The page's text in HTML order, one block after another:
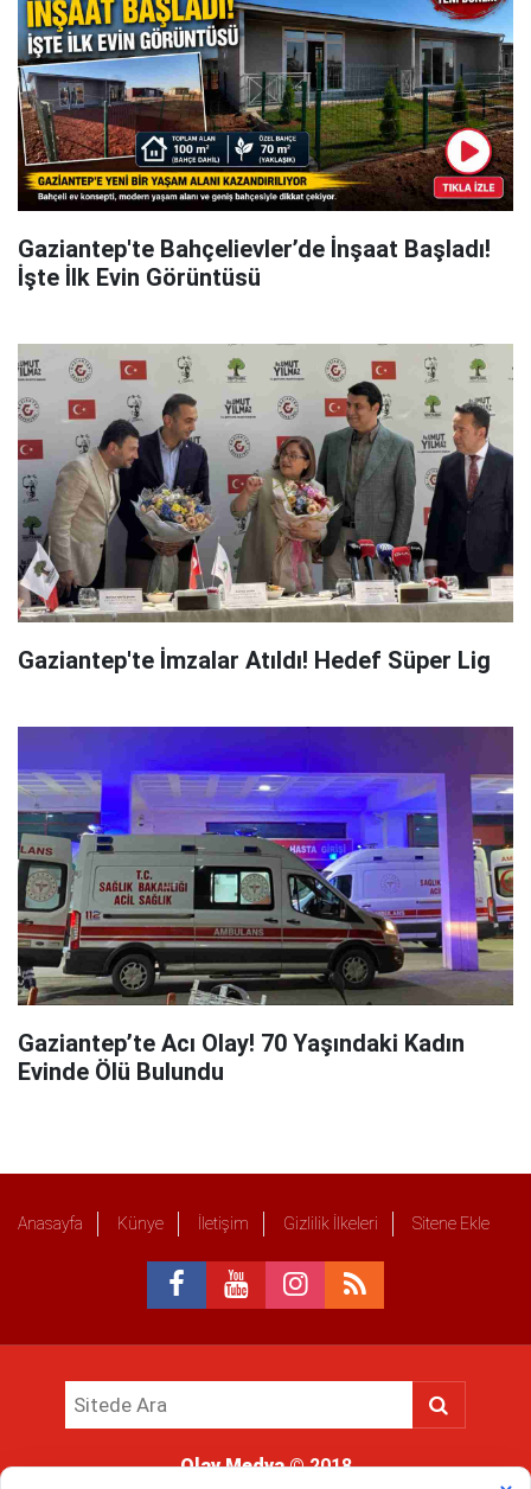
Gaziantep'te Bahçelievler’de İnşaat Başladı!
İşte İlk Evin Görüntüsü
Gaziantep'te İmzalar Atıldı! Hedef Süper Lig
Gaziantep’te Acı Olay! 70 Yaşındaki Kadın
Evinde Ölü Bulundu
Anasayfa Künye İletişim Gizlilik İlkeleri Sitene Ekle
Olay Medya© 2018